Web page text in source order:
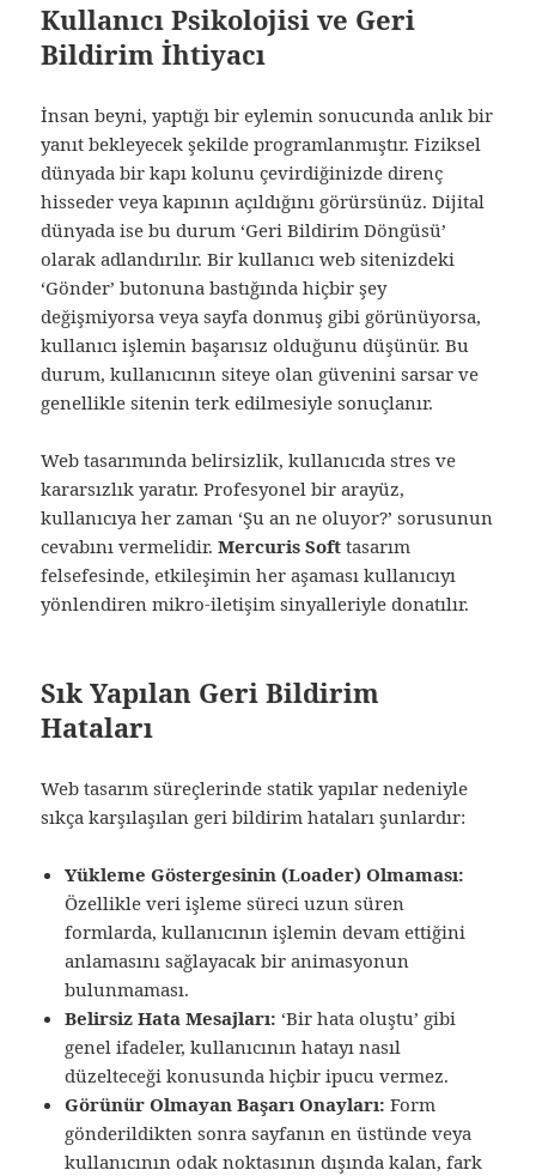
Kullanıcı Psikolojisi ve Geri
Bildirim İhtiyacı
İnsan beyni, yaptığı bir eylemin sonucunda anlık bir
yanıt bekleyecek şekilde programlanmıştır. Fiziksel
dünyada bir kapı kolunu çevirdiğinizde direnç
hisseder veya kapının açıldığını görürsünüz. Dijital
dünyada ise bu durum ‘Geri Bildirim Döngüsü’
olarak adlandırılır. Bir kullanıcı web sitenizdeki
‘Gönder’ butonuna bastığında hiçbir şey
değişmiyorsa veya sayfa donmuş gibi görünüyorsa,
kullanıcı işlemin başarısız olduğunu düşünür. Bu
durum, kullanıcının siteye olan güvenini sarsar ve
genellikle sitenin terk edilmesiyle sonuçlanır.
Web tasarımında belirsizlik, kullanıcıda stres ve
kararsızlık yaratır. Profesyonel bir arayüz,
kullanıcıya her zaman ‘Şu an ne oluyor?’ sorusunun
cevabını vermelidir.Mercuris Soft tasarım
felsefesinde, etkileşimin her aşaması kullanıcıyı
yönlendiren mikro-iletişim sinyalleriyle donatılır.
Sık Yapılan Geri Bildirim
Hataları
Web tasarım süreçlerinde statik yapılar nedeniyle
sıkça karşılaşılan geri bildirim hataları şunlardır:
Yükleme Göstergesinin (Loader) Olmaması:
Özellikle veri işleme süreci uzun süren
formlarda, kullanıcının işlemin devam ettiğini
anlamasını sağlayacak bir animasyonun
bulunmaması.
Belirsiz Hata Mesajları: ‘Bir hata oluştu’ gibi
genel ifadeler, kullanıcının hatayı nasıl
düzelteceği konusunda hiçbir ipucu vermez.
Görünür Olmayan Başarı Onayları: Form
gönderildikten sonra sayfanın en üstünde veya
kullanıcının odak noktasının dışında kalan, fark